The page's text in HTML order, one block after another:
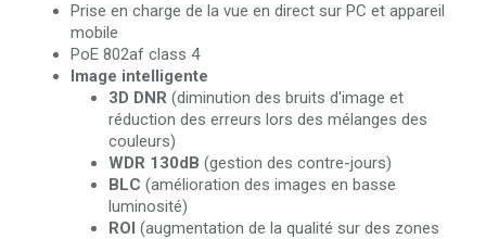
Prise en charge de la vue en direct sur PC et appareil
mobile
PoE 802af class 4
Image intelligente
3D DNR (diminution des bruits d'image et
réduction des erreurs lors des mélanges des
couleurs)
WDR 130dB (gestion des contre-jours)
BLC (amélioration des images en basse
luminosité)
ROI (augmentation de la qualité sur des zones